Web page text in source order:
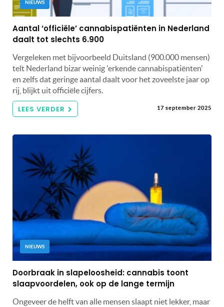
NIEUWS
Aantal ‘officiële’ cannabispatiënten in Nederland
daalt tot slechts 6.900
Vergeleken met bijvoorbeeld Duitsland (900.000 mensen)
telt Nederland bizar weinig 'erkende cannabispatiënten'
en zelfs dat geringe aantal daalt voor het zoveelste jaar op
rij, blijkt uit officiële cijfers.
LEES VERDER 17 september 2025
NIEUWS
Doorbraak in slapeloosheid: cannabis toont
slaapvoordelen, ook op de lange termijn
Ongeveer de helft van alle mensen slaapt niet lekker, maar